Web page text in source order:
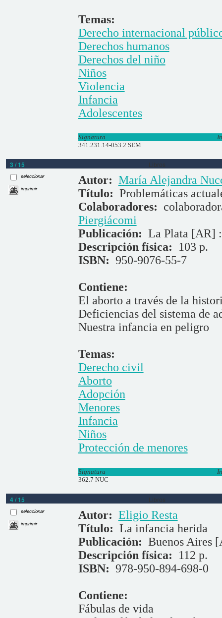
Temas:
Derecho internacional
Derechos humanos
Derechos del niño
Niños
Violencia
Infancia
Adolescentes
Signatura
341.231.14-053.2 SEM
3 / 15 Libros
seleccionar
imprimir
Autor: María Alejandra
Título: Problemáticas
Colaboradores:
Piergiácomi
Publicación: La Plata [AR]
Descripción física: 103 p.
ISBN: 950-9076-55-7
Contiene:
El aborto a través de la
Deficiencias del sistema de
Nuestra infancia en peligro
Temas:
Derecho civil
Aborto
Adopción
Menores
Infancia
Niños
Protección de menores
Signatura
362.7 NUC
4 / 15 Libros
seleccionar
imprimir
Autor: Eligio Resta
Título: La infancia herida
Publicación: Buenos Aires
Descripción física: 112 p.
ISBN: 978-950-894-698-0
Contiene:
Fábulas de vida